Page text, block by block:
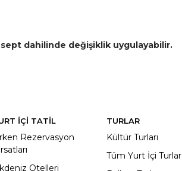
dahilinde değişiklik uygulayabilir.
İÇİ TATİL
Rezervasyon
Otelleri
TURLAR
Kültür Turları
Tüm Yurt İçi Turlar